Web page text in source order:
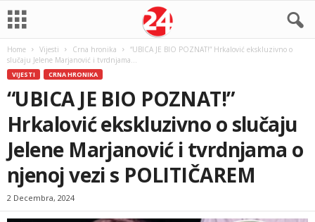
Home Vijesti Crna hronika
“UBICA JE BIO POZNAT!” Hrkalović ekskluzivno o
slučaju Jelene Marjanović i tvrdnjama...
VIJESTI CRNA HRONIKA
“UBICA JE BIO POZNAT!”
Hrkalović ekskluzivno o slučaju
Jelene Marjanović i tvrdnjama o
njenoj vezi s POLITIČAREM
2 Decembra, 2024